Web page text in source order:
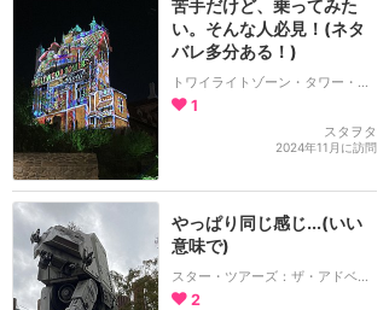
苦手だけど、乗ってみた
い。そんな人必見！(ネタ
バレ多分ある！)
トワイライトゾーン・タワー・オブ・テラー
1
スタヲタ
2024年11月に訪問
やっぱり同じ感じ...(いい
意味で)
スター・ツアーズ：ザ・アドベンチャーズ・コンティニュー
2